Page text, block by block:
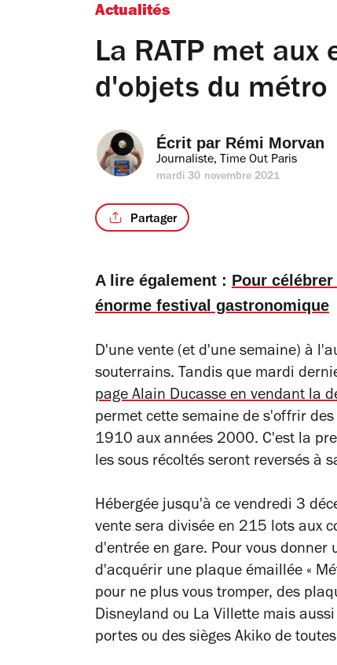
Actualités
La RATP met aux
d'objets du métro
Écrit par Rémi Morvan
Journaliste, Time Out Paris
mardi 30 novembre 2021
Partager
A lire également : Pour
énorme festival gastronomique
D'une vente (et d'une semaine) à
souterrains. Tandis que mardi
page Alain Ducasse en vendant la
permet cette semaine de s'offrir
1910 aux années 2000. C'est la
les sous récoltés seront reversés à
Hébergée jusqu'à ce vendredi 3
vente sera divisée en 215 lots aux
d'entrée en gare. Pour vous donner
d'acquérir une plaque émaillée «
pour ne plus vous tromper, des
Disneyland ou La Villette mais
portes ou des sièges Akiko de